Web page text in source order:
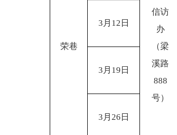
荣巷
信访
办
（梁
溪路
888
号）
3 月12日
3 月19日
3 月26日